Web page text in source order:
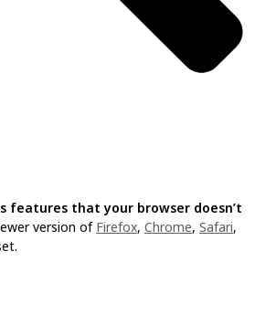
features that your browser doesn’t
version of Firefox, Chrome, Safari,